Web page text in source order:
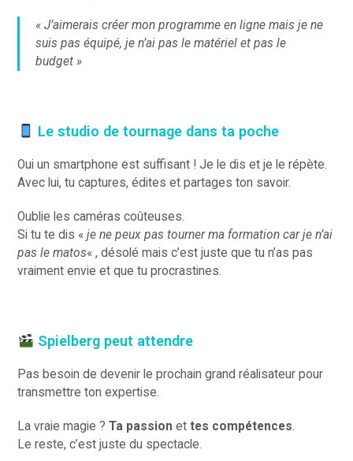
« J’aimerais créer mon programme en ligne mais je ne
suis pas équipé, je n’ai pas le matériel et pas le
budget »
Le studio de tournage dans ta poche
Oui un smartphone est suffisant ! Je le dis et je le répète.
Avec lui, tu captures, édites et partages ton savoir.
Oublie les caméras coûteuses.
Si tu te dis «je ne peux pas tourner ma formation car je n’ai
pas le matos« , désolé mais c’est juste que tu n’as pas
vraiment envie et que tu procrastines.
Spielberg peut attendre
Pas besoin de devenir le prochain grand réalisateur pour
transmettre ton expertise.
La vraie magie ?Ta passion ettes compétences.
Le reste, c’est juste du spectacle.